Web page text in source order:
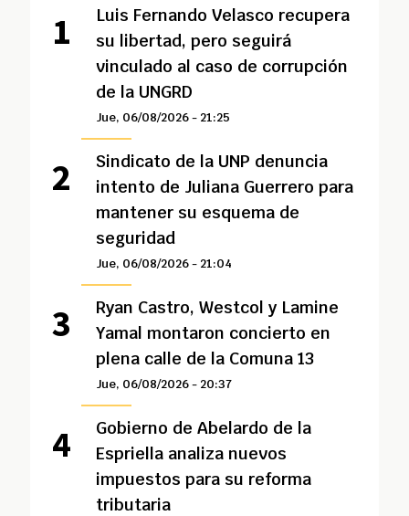
Luis Fernando Velasco recupera
su libertad, pero seguirá
vinculado al caso de corrupción
de la UNGRD
Jue, 06/08/2026 - 21:25
Sindicato de la UNP denuncia
intento de Juliana Guerrero para
mantener su esquema de
seguridad
Jue, 06/08/2026 - 21:04
Ryan Castro, Westcol y Lamine
Yamal montaron concierto en
plena calle de la Comuna 13
Jue, 06/08/2026 - 20:37
Gobierno de Abelardo de la
Espriella analiza nuevos
impuestos para su reforma
tributaria